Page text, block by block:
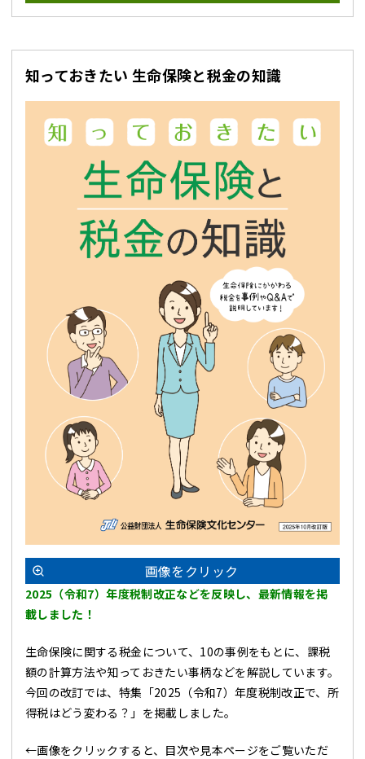
知っておきたい 生命保険と税金の知識
画像をクリック
2025（令和7）年度税制改正などを反映し、最新情報を掲
載しました！
生命保険に関する税金について、10の事例をもとに、課税
額の計算方法や知っておきたい事柄などを解説しています。
今回の改訂では、特集「2025（令和7）年度税制改正で、所
得税はどう変わる？」を掲載しました。
←画像をクリックすると、目次や見本ページをご覧いただ